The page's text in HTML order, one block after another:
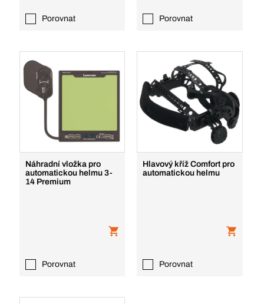
Porovnat Porovnat
Náhradní vložka pro
automatickou helmu 3-
14 Premium
Porovnat
Hlavový kříž Comfort pro
automatickou helmu
Porovnat